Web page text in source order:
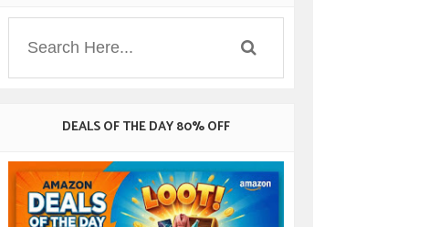
DEALS OF THE DAY 80% OFF